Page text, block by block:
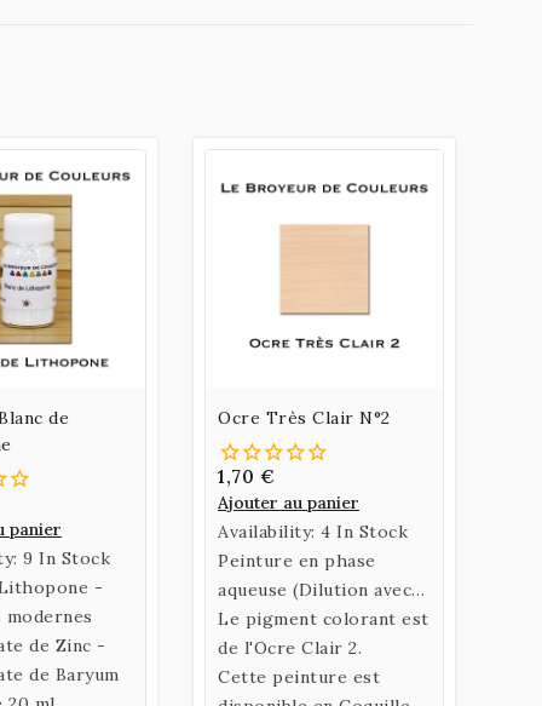
de
panier
9 In Stock
-
modernes
de Zinc -
de Baryum
Ocre Très Clair N°2
1,70 €
Ajouter au panier
Availability: 4 In Stock
Peinture en phase
aqueuse (Dilution avec
de l’eau) confectionnée
selon une recette
historique utilisant un
Le pigment colorant est
de l'Ocre Clair 2.
Cette peinture est